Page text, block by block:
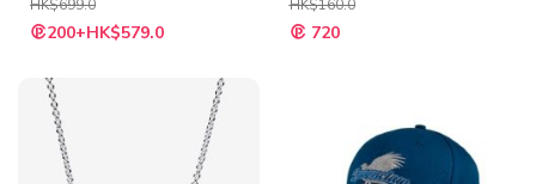
HK$699.0
特
殊 200+HK$579.0
HK$160.0
特
殊 720